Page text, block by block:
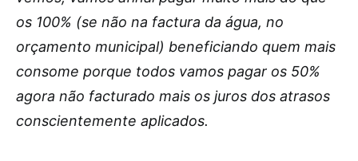
os 100% (se não na factura da água, no
orçamento municipal) beneficiando quem mais
consome porque todos vamos pagar os 50%
agora não facturado mais os juros dos atrasos
conscientemente aplicados.